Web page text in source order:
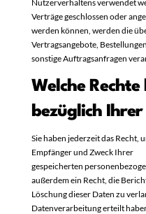
Nutzerverhaltens verwendet
Verträge geschlossen oder
werden können, werden die
Vertragsangebote,
sonstige Auftragsanfragen
Welche Rechte
bezüglich Ihrer
Sie haben jederzeit das
Empfänger und Zweck Ihrer
gespeicherten
außerdem ein Recht, die
Löschung dieser Daten zu
Datenverarbeitung erteilt